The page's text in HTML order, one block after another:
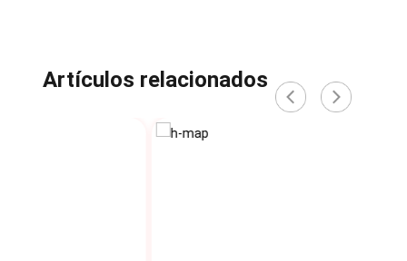
Artículos relacionados ‹ ›